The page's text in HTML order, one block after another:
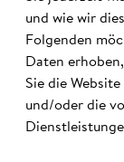
und wie wir
Folgenden
Daten
Sie die
und/oder die